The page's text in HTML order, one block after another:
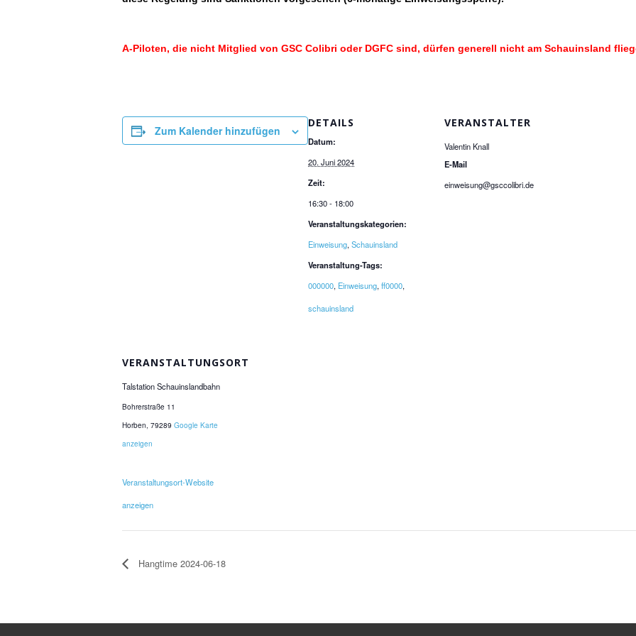
A-Piloten, die nicht Mitglied von GSC Colibri oder DGFC sind, dürfen generell nicht am Schauinsland
Zum Kalender hinzufügen
DETAILS
Datum:
20. Juni 2024
Zeit:
16:30 - 18:00
Veranstaltungskategorien:
Einweisung, Schauinsland
Veranstaltung-Tags:
000000, Einweisung, ff0000,
schauinsland
VERANSTALTER
Valentin Knall
E-Mail
einweisung@gsccolibri.de
VERANSTALTUNGSORT
Talstation Schauinslandbahn
Bohrerstraße 11
Horben, 79289 Google Karte
anzeigen
Veranstaltungsort-Website
anzeigen
Hangtime 2024-06-18